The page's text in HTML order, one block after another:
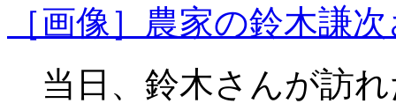
［画像］農家の鈴木謙
当日、鈴木さんが訪れ